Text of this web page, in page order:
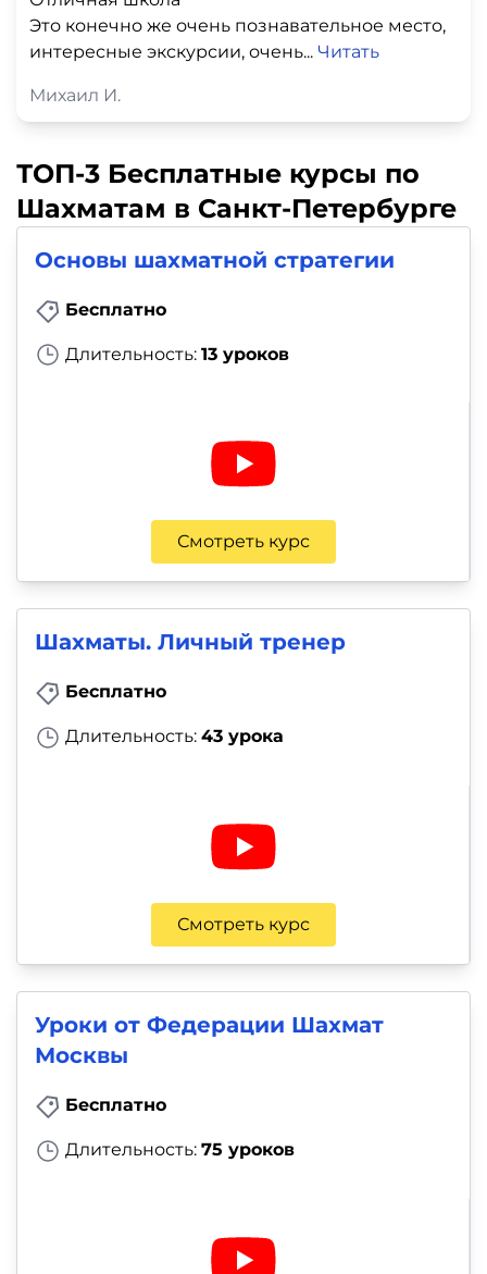
Это конечно же очень познавательное место,
интересные экскурсии, очень... Читать
Михаил И.
ТОП-3 Бесплатные курсы по
Шахматам в Санкт-Петербурге
Основы шахматной стратегии
Бесплатно
Длительность: 13 уроков
Смотреть курс
Шахматы. Личный тренер
Бесплатно
Длительность: 43 урока
Смотреть курс
Уроки от Федерации Шахмат
Москвы
Бесплатно
Длительность: 75 уроков